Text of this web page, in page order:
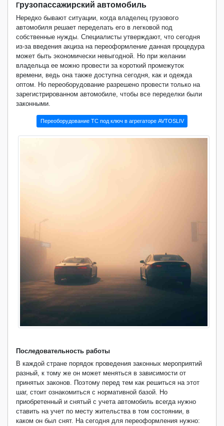
Грузопассажирский автомобиль
Нередко бывают ситуации, когда владелец грузового
автомобиля решает переделать его в легковой под
собственные нужды. Специалисты утверждают, что сегодня
из-за введения акциза на переоформление данная процедура
может быть экономически невыгодной. Но при желании
владельца ее можно провести за короткий промежуток
времени, ведь она также доступна сегодня, как и одежда
оптом. Но переоборудование разрешено провести только на
зарегистрированном автомобиле, чтобы все переделки были
законными.
Переоборудование ТС под ключ в агрегаторе AVTOSLIV
Последовательность работы
В каждой стране порядок проведения законных мероприятий
разный, к тому же он может меняться в зависимости от
принятых законов. Поэтому перед тем как решиться на этот
шаг, стоит ознакомиться с нормативной базой. Но
приобретенный и снятый с учета автомобиль всегда нужно
ставить на учет по месту жительства в том состоянии, в
каком он был снят. На сегодня для переоформления нужно: